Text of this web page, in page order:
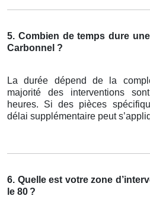
5. Combien de temps dure
Carbonnel ?
La durée dépend de la
majorité des interventions
heures. Si des pièces
délai supplémentaire peut
6. Quelle est votre zone
le 80 ?